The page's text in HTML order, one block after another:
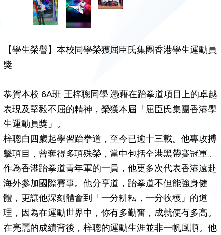
【學生榮譽】本校同學榮獲屈臣氏集團香港學生運動員
獎
恭賀本校 6A班 王梓聰同學 憑藉在跆拳道項目上的卓越
表現及堅毅不屈的精神，榮獲本屆「屈臣氏集團香港學
生運動員獎」。
梓聰自四歲起學習跆拳道，至今已逾十三載。他專攻搏
擊項目，曾奪得多項殊榮，當中包括全港黑帶賽冠軍。
作為香港跆拳道青年軍的一員，他更多次代表香港遠赴
海外參加國際賽事。他分享道，跆拳道不但能強身健
體，更讓他深刻體會到「一分耕耘，一分收穫」的道
理，因為在運動世界中，你有多勤奮，成就便有多高。
在亮麗的成績背後，梓聰的運動生涯並非一帆風順。他